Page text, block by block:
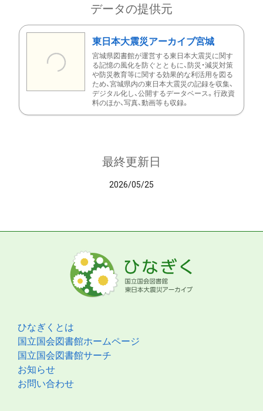
データの提供元
東日本大震災アーカイブ宮城
宮城県図書館が運営する東日本大震災に関す
る記憶の風化を防ぐとともに、防災・減災対策
や防災教育等に関する効果的な利活用を図る
ため、宮城県内の東日本大震災の記録を収集、
デジタル化し、公開するデータベース。行政資
料のほか、写真、動画等も収録。
最終更新日
2026/05/25
ひなぎくとは
国立国会図書館ホームページ
国立国会図書館サーチ
お知らせ
お問い合わせ